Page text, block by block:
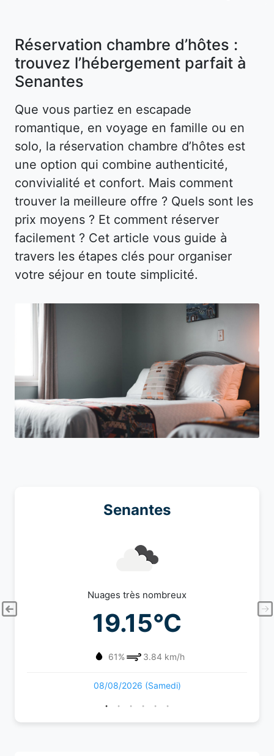
Réservation chambre d’hôtes :
trouvez l’hébergement parfait à
Senantes
Que vous partiez en escapade
romantique, en voyage en famille ou en
solo, la réservation chambre d’hôtes est
une option qui combine authenticité,
convivialité et confort. Mais comment
trouver la meilleure offre ? Quels sont les
prix moyens ? Et comment réserver
facilement ? Cet article vous guide à
travers les étapes clés pour organiser
votre séjour en toute simplicité.
Senantes
Nuages très nombreux
19.15°C
61% 3.84 km/h
08/08/2026 (Samedi)